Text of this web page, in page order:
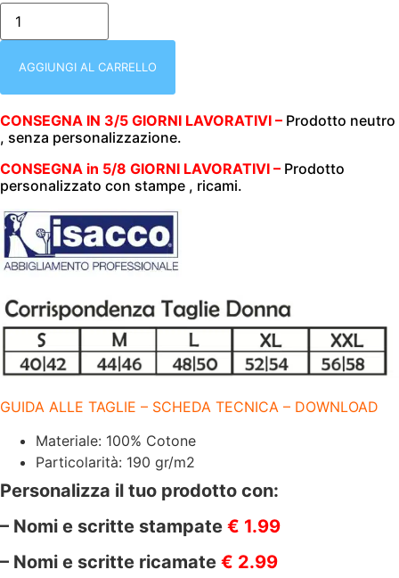
XX/isacco-
057500m-
GIACCA
CHEF
MEZZA
|
BIANCA
100%
COTONE
|
190
GR/M2
quantità
AGGIUNGI AL CARRELLO
CONSEGNA IN 3/5 GIORNI LAVORATIVI – Prodotto neutro
, senza personalizzazione.
CONSEGNA in 5/8 GIORNI LAVORATIVI – Prodotto
personalizzato con stampe , ricami.
GUIDA ALLE TAGLIE – SCHEDA TECNICA – DOWNLOAD
Materiale: 100% Cotone
Particolarità: 190 gr/m2
Personalizza il tuo prodotto con:
– Nomi e scritte stampate € 1.99
– Nomi e scritte ricamate € 2.99